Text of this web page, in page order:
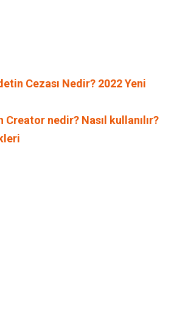
Cezası Nedir? 2022 Yeni
Creator nedir? Nasıl kullanılır?